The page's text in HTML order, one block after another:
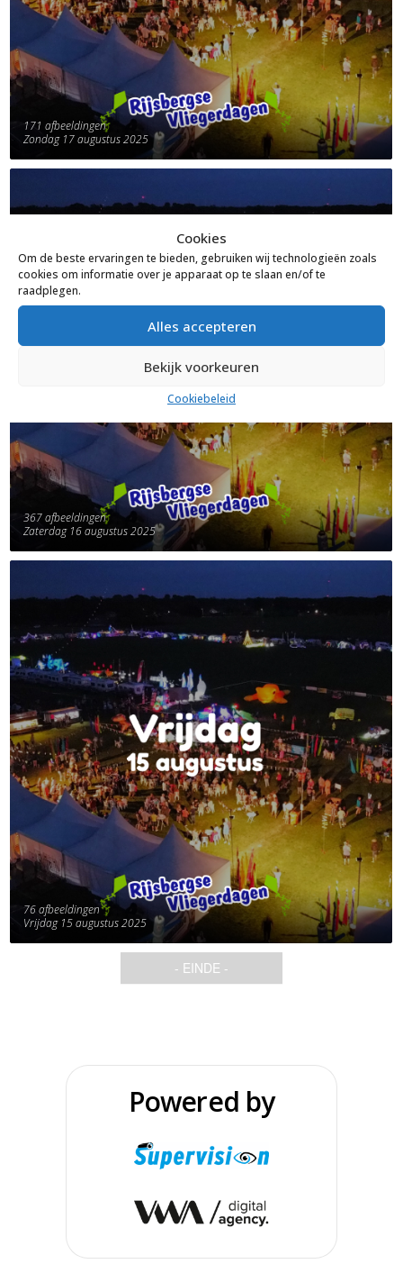
Cookies
Om de beste ervaringen te bieden, gebruiken wij technologieën zoals
cookies om informatie over je apparaat op te slaan en/of te
raadplegen.
Alles accepteren
Bekijk voorkeuren
Cookiebeleid
171 afbeeldingen
Zondag 17 augustus 2025
367 afbeeldingen
Zaterdag 16 augustus 2025
76 afbeeldingen
Vrijdag 15 augustus 2025
- EINDE -
Powered by